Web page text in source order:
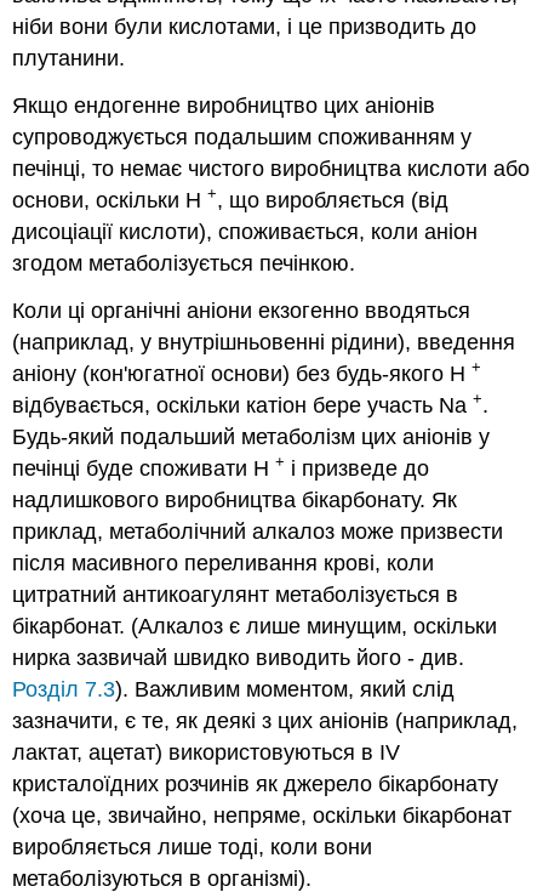
ніби вони були кислотами, і це призводить до
плутанини.
Якщо ендогенне виробництво цих аніонів
супроводжується подальшим споживанням у
печінці, то немає чистого виробництва кислоти або
основи, оскільки Н+, що виробляється (від
дисоціації кислоти), споживається, коли аніон
згодом метаболізується печінкою.
Коли ці органічні аніони екзогенно вводяться
(наприклад, у внутрішньовенні рідини), введення
аніону (кон'югатної основи) без будь-якого H+
відбувається, оскільки катіон бере участь Na+.
Будь-який подальший метаболізм цих аніонів у
печінці буде споживати Н+ і призведе до
надлишкового виробництва бікарбонату. Як
приклад, метаболічний алкалоз може призвести
після масивного переливання крові, коли
цитратний антикоагулянт метаболізується в
бікарбонат. (Алкалоз є лише минущим, оскільки
нирка зазвичай швидко виводить його - див.
Розділ 7.3). Важливим моментом, який слід
зазначити, є те, як деякі з цих аніонів (наприклад,
лактат, ацетат) використовуються в IV
кристалоїдних розчинів як джерело бікарбонату
(хоча це, звичайно, непряме, оскільки бікарбонат
виробляється лише тоді, коли вони
метаболізуються в організмі).